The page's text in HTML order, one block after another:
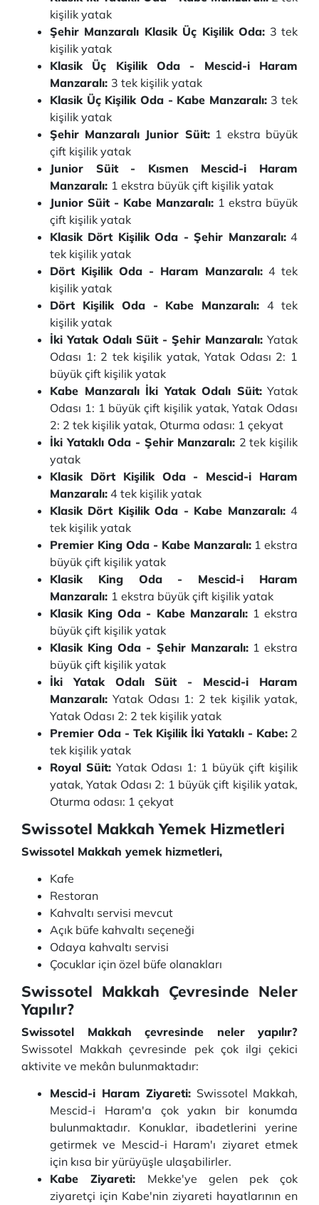
kişilik yatak
Şehir Manzaralı Klasik Üç Kişilik Oda: 3 tek
kişilik yatak
Klasik Üç Kişilik Oda - Mescid-i Haram
Manzaralı: 3 tek kişilik yatak
Klasik Üç Kişilik Oda - Kabe Manzaralı: 3 tek
kişilik yatak
Şehir Manzaralı Junior Süit:1 ekstra büyük
çift kişilik yatak
Junior Süit - Kısmen Mescid-i Haram
Manzaralı: 1 ekstra büyük çift kişilik yatak
Junior Süit - Kabe Manzaralı: 1 ekstra büyük
çift kişilik yatak
Klasik Dört Kişilik Oda - Şehir Manzaralı:4
tek kişilik yatak
Dört Kişilik Oda - Haram Manzaralı: 4 tek
kişilik yatak
Dört Kişilik Oda - Kabe Manzaralı:4 tek
kişilik yatak
İki Yatak Odalı Süit - Şehir Manzaralı: Yatak
Odası 1: 2 tek kişilik yatak, Yatak Odası 2: 1
büyük çift kişilik yatak
Kabe Manzaralı İki Yatak Odalı Süit:Yatak
Odası 1: 1 büyük çift kişilik yatak, Yatak Odası
2: 2 tek kişilik yatak, Oturma odası: 1 çekyat
İki Yataklı Oda - Şehir Manzaralı: 2 tek kişilik
yatak
Klasik Dört Kişilik Oda - Mescid-i Haram
Manzaralı: 4 tek kişilik yatak
Klasik Dört Kişilik Oda - Kabe Manzaralı: 4
tek kişilik yatak
Premier King Oda - Kabe Manzaralı: 1 ekstra
büyük çift kişilik yatak
Klasik King Oda - Mescid-i Haram
Manzaralı: 1 ekstra büyük çift kişilik yatak
Klasik King Oda - Kabe Manzaralı: 1 ekstra
büyük çift kişilik yatak
Klasik King Oda - Şehir Manzaralı:1 ekstra
büyük çift kişilik yatak
İki Yatak Odalı Süit - Mescid-i Haram
Manzaralı:Yatak Odası 1: 2 tek kişilik yatak,
Yatak Odası 2: 2 tek kişilik yatak
Premier Oda - Tek Kişilik İki Yataklı - Kabe: 2
tek kişilik yatak
Royal Süit: Yatak Odası 1: 1 büyük çift kişilik
yatak, Yatak Odası 2: 1 büyük çift kişilik yatak,
Oturma odası: 1 çekyat
Swissotel Makkah Yemek Hizmetleri
Swissotel Makkah yemek hizmetleri,
Kafe
Restoran
Kahvaltı servisi mevcut
Açık büfe kahvaltı seçeneği
Odaya kahvaltı servisi
Çocuklar için özel büfe olanakları
Swissotel Makkah Çevresinde Neler
Yapılır?
Swissotel Makkah çevresinde neler yapılır?
Swissotel Makkah çevresinde pek çok ilgi çekici
aktivite ve mekân bulunmaktadır:
Mescid-i Haram Ziyareti: Swissotel Makkah,
Mescid-i Haram'a çok yakın bir konumda
bulunmaktadır. Konuklar, ibadetlerini yerine
getirmek ve Mescid-i Haram'ı ziyaret etmek
için kısa bir yürüyüşle ulaşabilirler.
Kabe Ziyareti: Mekke'ye gelen pek çok
ziyaretçi için Kabe'nin ziyareti hayatlarının en